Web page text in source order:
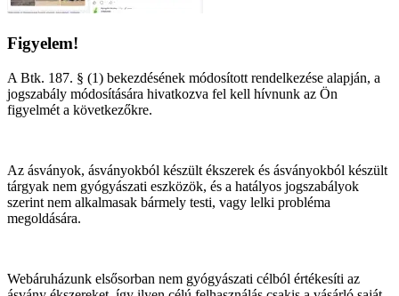
Figyelem!
A Btk. 187. § (1) bekezdésének módosított rendelkezése alapján, a
jogszabály módosítására hivatkozva fel kell hívnunk az Ön
figyelmét a következőkre.
Az ásványok, ásványokból készült ékszerek és ásványokból készült
tárgyak nem gyógyászati eszközök, és a hatályos jogszabályok
szerint nem alkalmasak bármely testi, vagy lelki probléma
megoldására.
Webáruházunk elsősorban nem gyógyászati célból értékesíti az